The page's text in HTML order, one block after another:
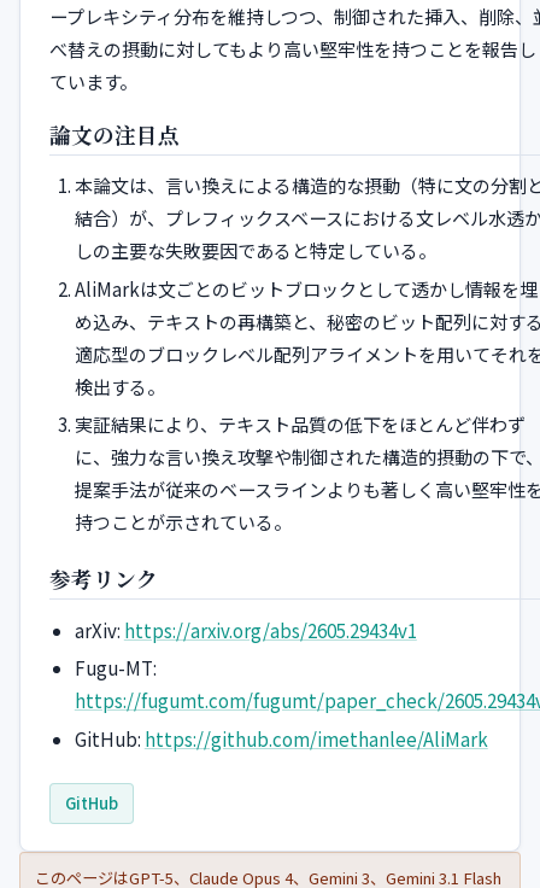
ープレキシティ分布を維持しつつ、制御された挿入、削除、
べ替えの摂動に対してもより高い堅牢性を持つことを報告し
ています。
論文の注目点
本論文は、言い換えによる構造的な摂動（特に文の分割
結合）が、プレフィックスベースにおける文レベル水透
しの主要な失敗要因であると特定している。
AliMarkは文ごとのビットブロックとして透かし情報を埋
め込み、テキストの再構築と、秘密のビット配列に対す
適応型のブロックレベル配列アライメントを用いてそれ
検出する。
実証結果により、テキスト品質の低下をほとんど伴わず
に、強力な言い換え攻撃や制御された構造的摂動の下で
提案手法が従来のベースラインよりも著しく高い堅牢性
持つことが示されている。
参考リンク
arXiv: https://arxiv.org/abs/2605.29434v1
Fugu-MT:
https://fugumt.com/fugumt/paper_check/
GitHub: https://github.com/imethanlee/AliMark
GitHub
このページはGPT-5、Claude Opus 4、Gemini 3、Gemini 3.1 Flash